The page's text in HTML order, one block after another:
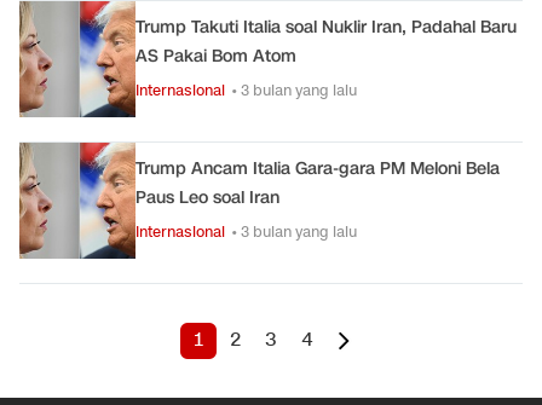
Trump Takuti Italia soal Nuklir Iran, Padahal Baru
AS Pakai Bom Atom
Internasional • 3 bulan yang lalu
Trump Ancam Italia Gara-gara PM Meloni Bela
Paus Leo soal Iran
Internasional • 3 bulan yang lalu
1 2 3 4